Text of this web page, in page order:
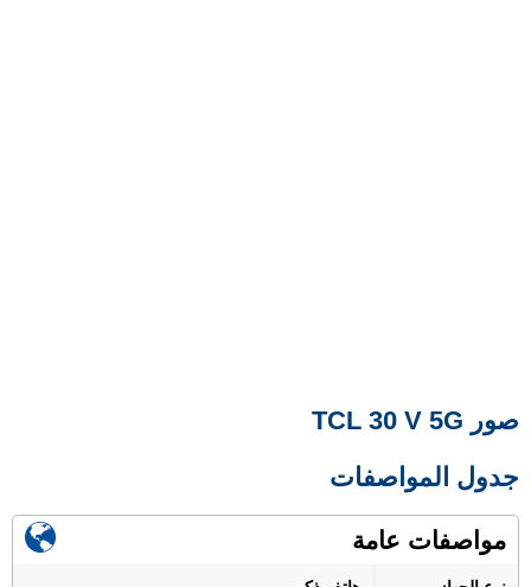
صور TCL 30 V 5G
جدول المواصفات
مواصفات عامة